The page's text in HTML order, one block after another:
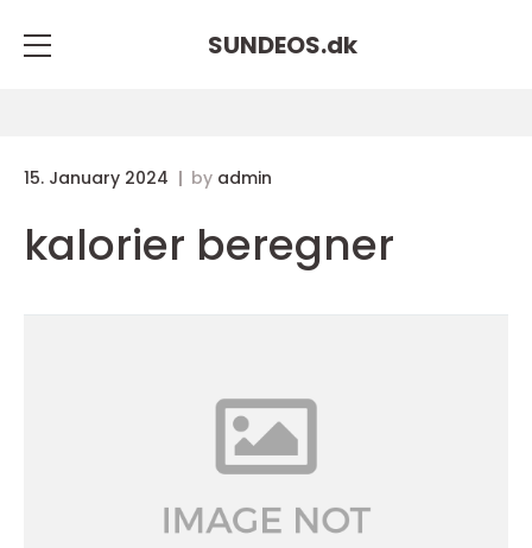
SUNDEOS.dk
15. January 2024 by admin
kalorier beregner